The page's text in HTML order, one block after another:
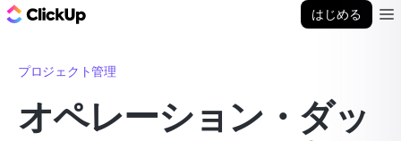
はじめる
プロジェクト管理
オペレーション・ダッ